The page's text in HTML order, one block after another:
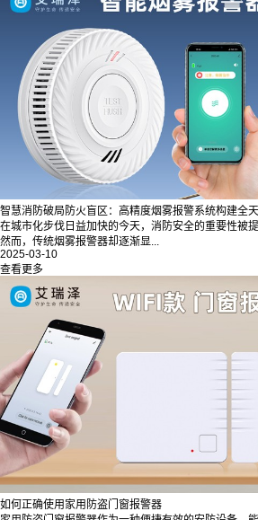
智慧消防破局防火盲区：高精度烟雾报警系统构建全
在城市化步伐日益加快的今天，消防安全的重要性被
然而，传统烟雾报警器却逐渐显...
2025-03-10
查看更多
如何正确使用家用防盗门窗报警器